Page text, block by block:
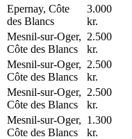
Epernay, Côte
des Blancs
3.000
kr.
Mesnil-sur-Oger,
Côte des Blancs
2.500
kr.
Mesnil-sur-Oger,
Côte des Blancs
2.500
kr.
Mesnil-sur-Oger,
Côte des Blancs
2.500
kr.
Mesnil-sur-Oger,
Côte des Blancs
1.300
kr.